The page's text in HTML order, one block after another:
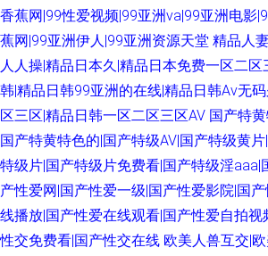
香蕉网|99性爱视频|99亚洲va|99亚洲电影
蕉网|99亚洲伊人|99亚洲资源天堂 精品人
人人操|精品日本久|精品日本免费一区二区
韩|精品日韩99亚洲的在线|精品日韩Av无
区三区|精品日韩一区二区三区AV 国产特
国产特黄特色的|国产特级AV|国产特级黄
特级片|国产特级片免费看|国产特级淫aaa|
产性爱网|国产性爱一级|国产性爱影院|国
线播放|国产性爱在线观看|国产性爱自拍视
性交免费看|国产性交在线 欧美人兽互交|